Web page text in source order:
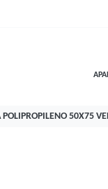
POLIPROPILENO 50X75